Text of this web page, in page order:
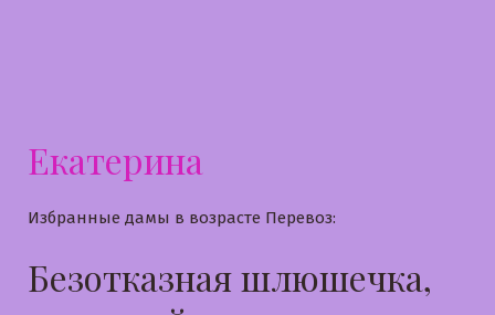
Екатерина
Избранные дамы в возрасте Перевоз:
Безотказная шлюшечка,